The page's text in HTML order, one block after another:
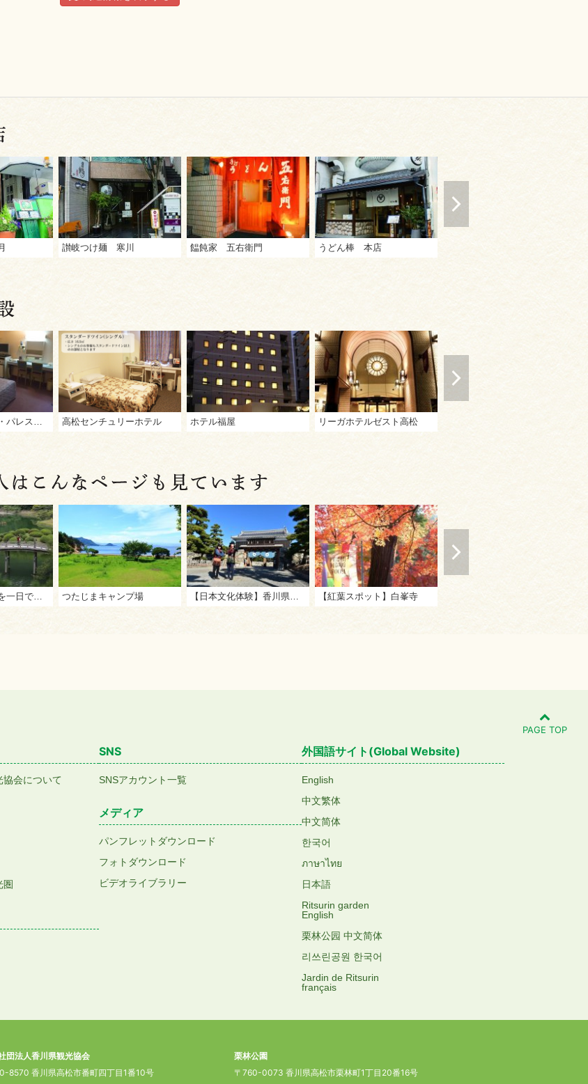
讃岐つけ麺 寒川 饂飩家 五右衛門 うどん棒 本店
ビジネスホテル・パレス高松 高松センチュリーホテル ホテル福屋 リーガホテルゼスト高松
つたじまキャンプ場 【紅葉スポット】白峯寺
PAGE TOP
会について
圏
SNS
SNSアカウント一覧
メディア
パンフレットダウンロード
フォトダウンロード
ビデオライブラリー
外国語サイト(Global Website)
English
中文繁体
中文简体
한국어
ภาษาไทย
日本語
Ritsurin garden
English
栗林公园 中文简体
리쓰린공원 한국어
Jardin de Ritsurin
français
団法人香川県観光協会
8570 香川県高松市番町四丁目1番10号
栗林公園
〒760-0073 香川県高松市栗林町1丁目20番16号